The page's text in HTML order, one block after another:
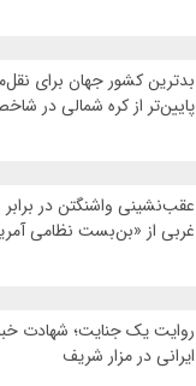
بدترین کشور جهان برای
پایین‌تر از کره شمالی در
عقب‌نشینی واشنگتن در برابر
غربی از «بن‌بست نظامی
روایت یک جنایت؛ شهادت
ایرانی در مزار شریف